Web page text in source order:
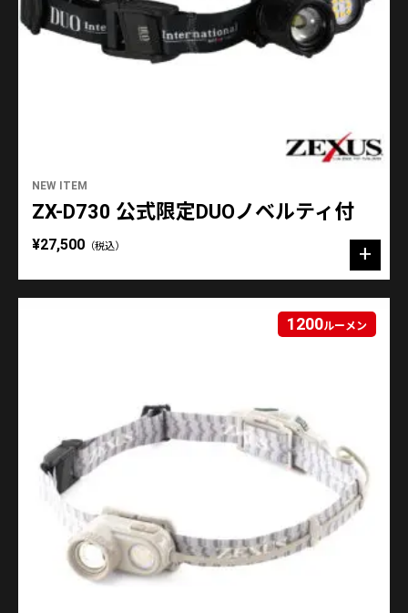
NEW ITEM
ZX-D730 公式限定DUOノベルティ付
¥27,500 （税込）
1200ルーメン